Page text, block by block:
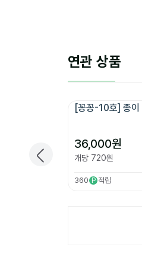
연관 상품
[꽁꽁-10호] 종
36,000원
개당 720원
360 P 적립